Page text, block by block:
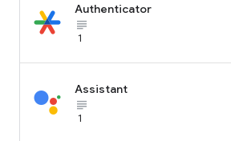
Authenticator
subject_black
1
Assistant
subject_black
1